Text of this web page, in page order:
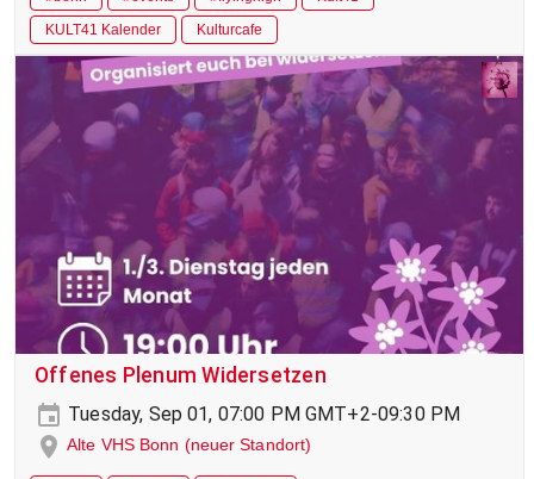
KULT41 Kalender
Kulturcafe
Offenes Plenum Widersetzen
Tuesday, Sep 01, 07:00 PM GMT+2-09:30 PM
Alte VHS Bonn (neuer Standort)